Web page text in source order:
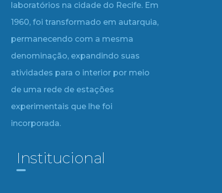
laboratórios na cidade do Recife. Em
1960, foi transformado em autarquia,
permanecendo com a mesma
denominação, expandindo suas
atividades para o interior por meio
de uma rede de estações
experimentais que lhe foi
incorporada.
Institucional